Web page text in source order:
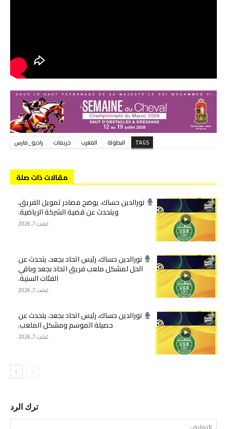
TAGS البطولة المغرب حريمات راديو_مارس
مقالات ذات صلة
نورالدين حساك، يوضح مصادر تمويل الفريق،
ويتحدث عن قضية الشركة الرياضية.
غشت 7, 2026
نورالدين حساك، رئيس اتحاد بجعد، يتحدث عن
الحل لمشكل ملعب فريق اتحاد بجعد وباقي
الفئات السنية.
غشت 7, 2026
نورالدين حساك، رئيس اتحاد بجعد، يتحدث عن
حصيلة الموسم ومشكل الملعب.
غشت 7, 2026
ترك الرد